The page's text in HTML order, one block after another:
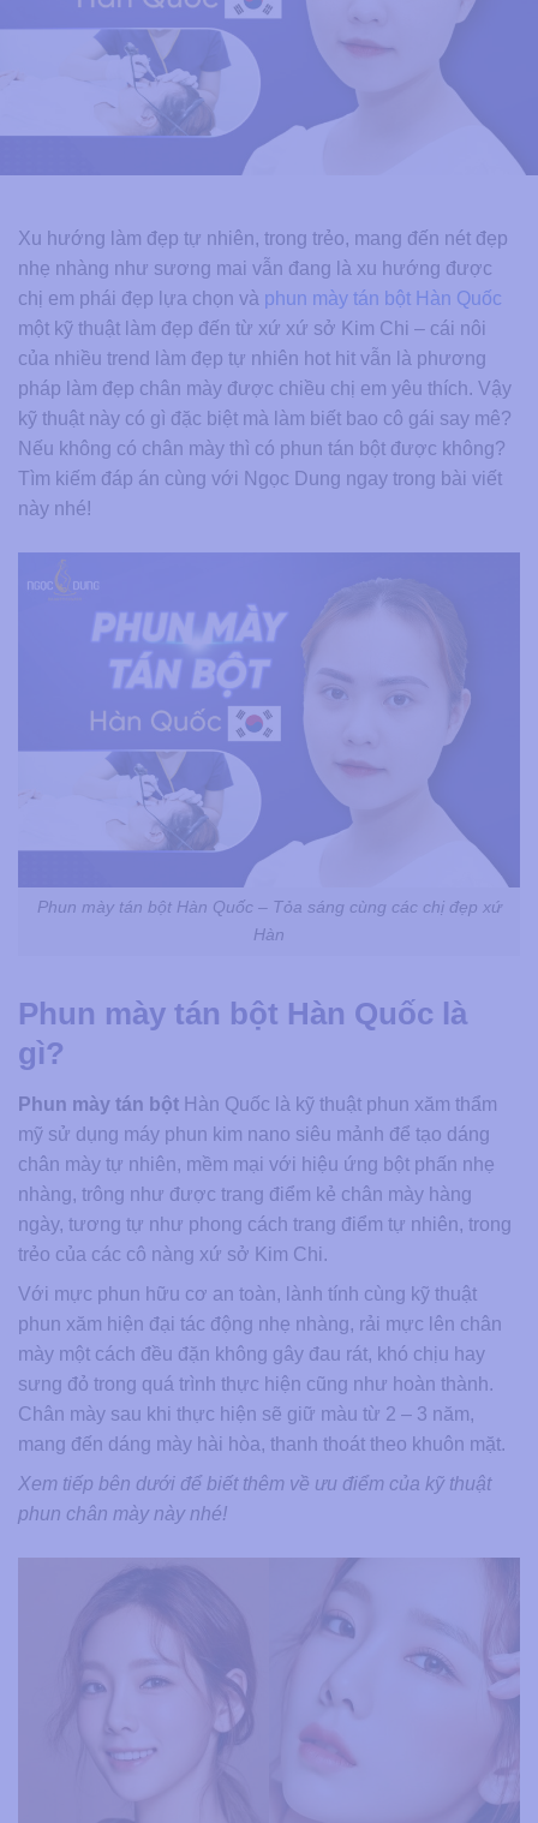
Xu hướng làm đẹp tự nhiên, trong trẻo, mang đến nét đẹp
nhẹ nhàng như sương mai vẫn đang là xu hướng được
chị em phái đẹp lựa chọn và phun mày tán bột Hàn Quốc
một kỹ thuật làm đẹp đến từ xứ xứ sở Kim Chi – cái nôi
của nhiều trend làm đẹp tự nhiên hot hit vẫn là phương
pháp làm đẹp chân mày được chiều chị em yêu thích. Vậy
kỹ thuật này có gì đặc biệt mà làm biết bao cô gái say mê?
Nếu không có chân mày thì có phun tán bột được không?
Tìm kiếm đáp án cùng với Ngọc Dung ngay trong bài viết
này nhé!
Phun mày tán bột Hàn Quốc – Tỏa sáng cùng các chị đẹp xứ
Hàn
Phun mày tán bột Hàn Quốc là
gì?
Phun mày tán bột Hàn Quốc là kỹ thuật phun xăm thẩm
mỹ sử dụng máy phun kim nano siêu mảnh để tạo dáng
chân mày tự nhiên, mềm mại với hiệu ứng bột phấn nhẹ
nhàng, trông như được trang điểm kẻ chân mày hàng
ngày, tương tự như phong cách trang điểm tự nhiên, trong
trẻo của các cô nàng xứ sở Kim Chi.
Với mực phun hữu cơ an toàn, lành tính cùng kỹ thuật
phun xăm hiện đại tác động nhẹ nhàng, rải mực lên chân
mày một cách đều đặn không gây đau rát, khó chịu hay
sưng đỏ trong quá trình thực hiện cũng như hoàn thành.
Chân mày sau khi thực hiện sẽ giữ màu từ 2 – 3 năm,
mang đến dáng mày hài hòa, thanh thoát theo khuôn mặt.
Xem tiếp bên dưới để biết thêm về ưu điểm của kỹ thuật
phun chân mày này nhé!